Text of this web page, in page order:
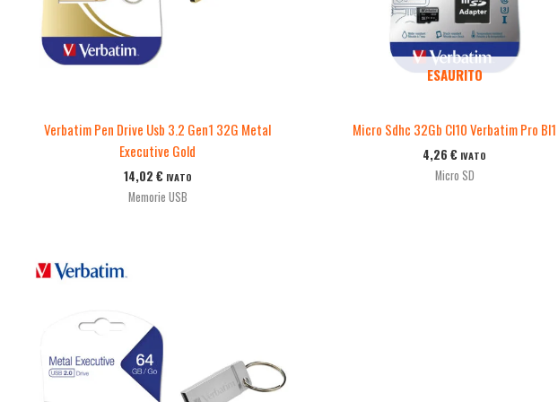
Verbatim Pen Drive Usb 3.2 Gen1 32G Metal
Executive Gold
14,02 € IVATO
Memorie USB
ESAURITO
Micro Sdhc 32Gb Cl10 Verbatim Pro Bl1
4,26 € IVATO
Micro SD